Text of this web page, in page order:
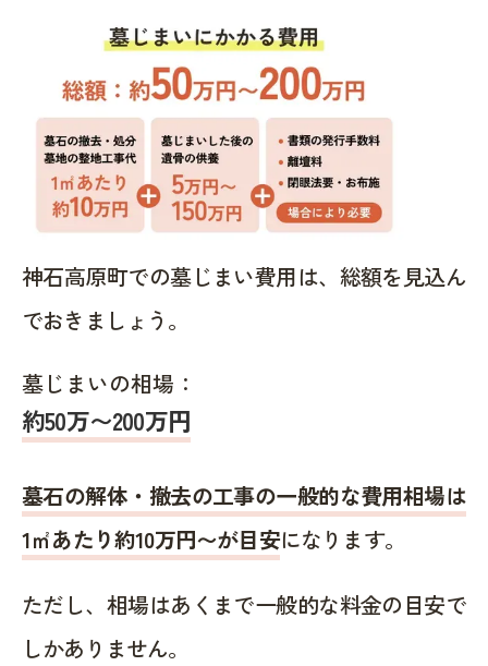
神石高原町での墓じまい費用は、総額を見込ん
でおきましょう。
墓じまいの相場：
約50万〜200万円
墓石の解体・撤去の工事の一般的な費用相場は
1㎡あたり約10万円〜が目安になります。
ただし、相場はあくまで一般的な料金の目安で
しかありません。